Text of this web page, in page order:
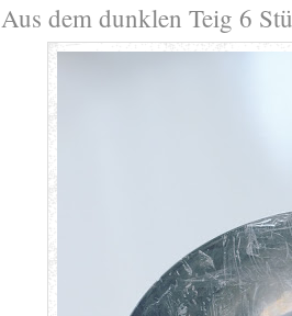
Aus dem dunklen Teig 6